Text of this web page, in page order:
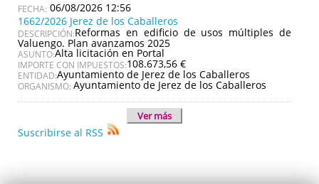
06/08/2026 12:56
1662/2026 Jerez de los Caballeros
DESCRIPCIÓN:Reformas en edificio de usos múltiples de
Valuengo. Plan avanzamos 2025
ASUNTO:Alta licitación en Portal
IMPORTE CON IMPUESTOS:108.673,56 €
ENTIDAD:Ayuntamiento de Jerez de los Caballeros
ORGANISMO: Ayuntamiento de Jerez de los Caballeros
Ver más
Suscribirse al RSS